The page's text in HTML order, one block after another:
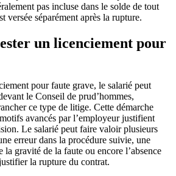
pas incluse dans le solde de tout
versée séparément après la rupture.
un licenciement pour
pour faute grave, le salarié peut
le Conseil de prud’hommes,
ce type de litige. Cette démarche
avancés par l’employeur justifient
Le salarié peut faire valoir plusieurs
erreur dans la procédure suivie, une
la gravité de la faute ou encore l’absence
la rupture du contrat.